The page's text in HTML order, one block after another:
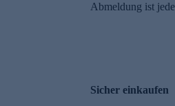
Abmeldung ist
Sicher einkaufen